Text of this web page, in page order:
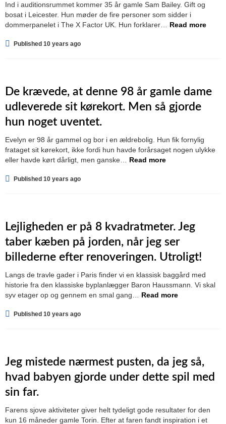
Ind i auditionsrummet kommer 35 år gamle Sam Bailey. Gift og
bosat i Leicester. Hun møder de fire personer som sidder i
dommerpanelet i The X Factor UK. Hun forklarer… Read more
Published 10 years ago
De krævede, at denne 98 år gamle dame
udleverede sit kørekort. Men så gjorde
hun noget uventet.
Evelyn er 98 år gammel og bor i en ældrebolig. Hun fik fornylig
frataget sit kørekort, ikke fordi hun havde forårsaget nogen ulykke
eller havde kørt dårligt, men ganske… Read more
Published 10 years ago
Lejligheden er på 8 kvadratmeter. Jeg
taber kæben på jorden, når jeg ser
billederne efter renoveringen. Utroligt!
Langs de travle gader i Paris finder vi en klassisk baggård med
historie fra den klassiske byplanlægger Baron Haussmann. Vi skal
syv etager op og gennem en smal gang… Read more
Published 10 years ago
Jeg mistede nærmest pusten, da jeg så,
hvad babyen gjorde under dette spil med
sin far.
Farens sjove aktiviteter giver helt tydeligt gode resultater for den
kun 16 måneder gamle Torin. Efter at faren fandt inspiration i et